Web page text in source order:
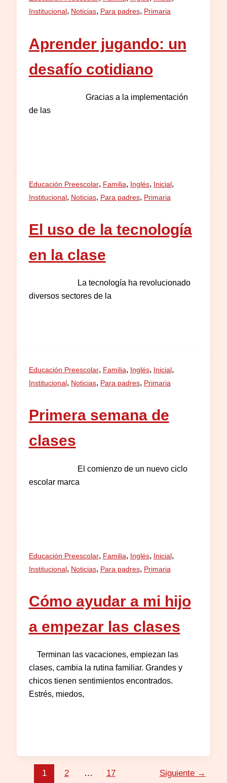
Institucional, Noticias, Para padres, Primaria
Aprender jugando: un
desafío cotidiano
Gracias a la implementación
de las
Educación Preescolar, Familia, Inglés, Inicial,
Institucional, Noticias, Para padres, Primaria
El uso de la tecnología
en la clase
La tecnología ha revolucionado
diversos sectores de la
Educación Preescolar, Familia, Inglés, Inicial,
Institucional, Noticias, Para padres, Primaria
Primera semana de
clases
El comienzo de un nuevo ciclo
escolar marca
Educación Preescolar, Familia, Inglés, Inicial,
Institucional, Noticias, Para padres, Primaria
Cómo ayudar a mi hijo
a empezar las clases
Terminan las vacaciones, empiezan las
clases, cambia la rutina familiar. Grandes y
chicos tienen sentimientos encontrados.
Estrés, miedos,
1 2 … 17 Siguiente →